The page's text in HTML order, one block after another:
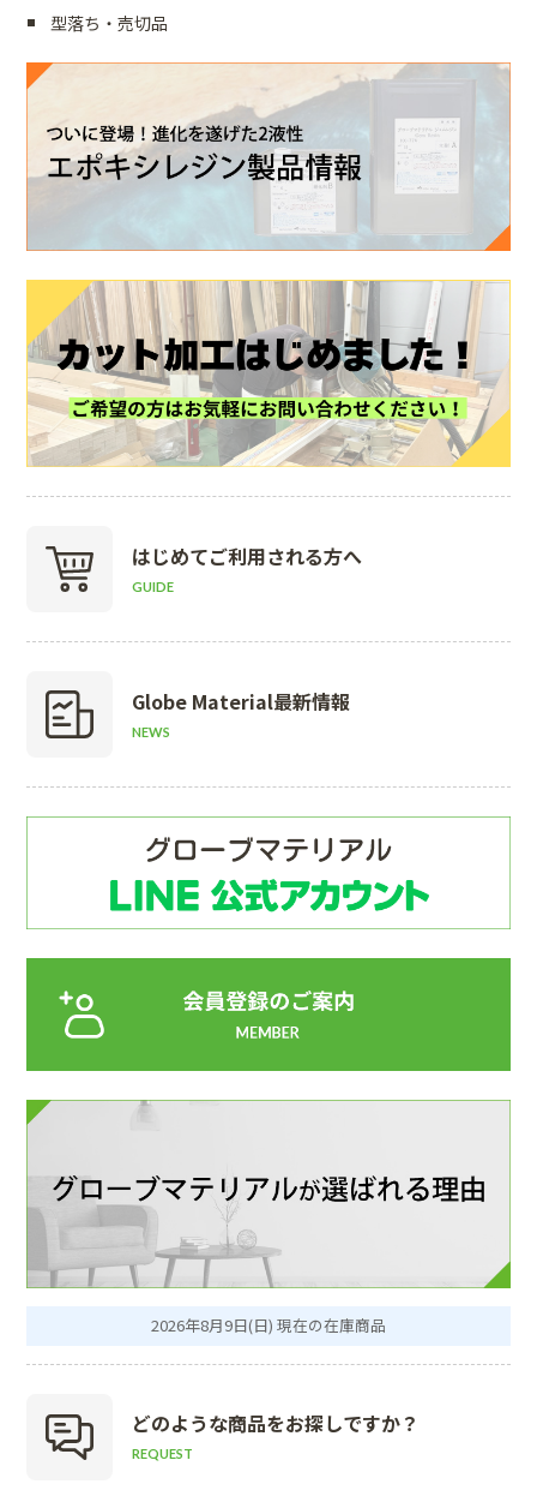
型落ち・売切品
はじめてご利用される方へ
GUIDE
Globe Material最新情報
NEWS
2026年8月9日(日) 現在の在庫商品
どのような商品をお探しですか？
REQUEST